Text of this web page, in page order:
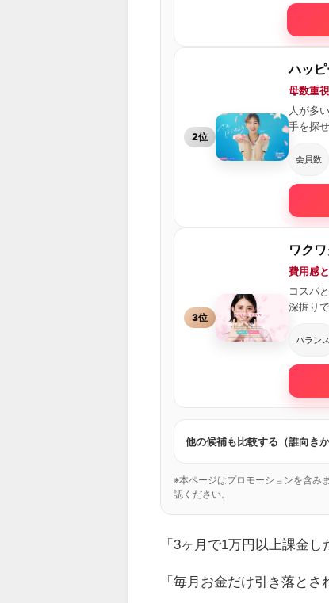
2位
ハッ
母数重
人が多
手を探せ
会員数
3位
ワク
費用感
コスパ
深掘り
バランス
他の候補も比較する（誰向きか
※本ページはプロモーションを含み
認ください。
「3ヶ月で1万円以上課金
「毎月お金だけ引き落と